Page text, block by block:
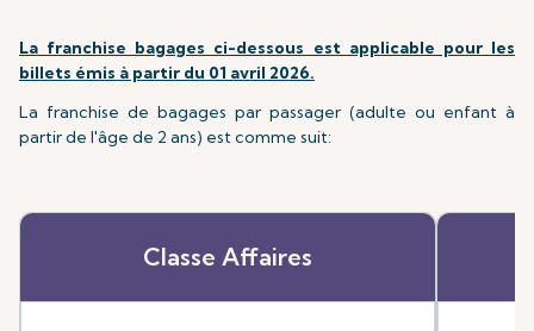
La franchise bagages ci-dessous est applicable pour les
billets émis à partir du 01 avril 2026.
La franchise de bagages par passager (adulte ou enfant à
partir de l'âge de 2 ans) est comme suit:
Classe Affaires